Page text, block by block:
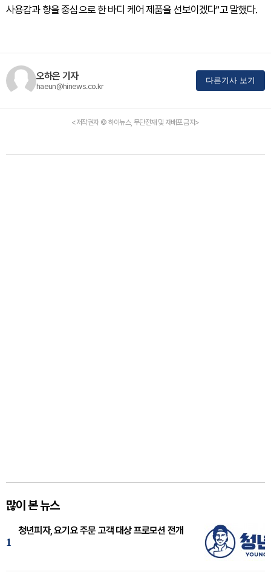
사용감과 향을 중심으로 한 바디 케어 제품을 선보이겠다"고 말했다.
오하은 기자
haeun@hinews.co.kr
다른기사 보기
<저작권자 © 하이뉴스, 무단전재 및 재배포 금지>
많이 본 뉴스
1
청년피자, 요기요 주문 고객 대상 프로모션 전개